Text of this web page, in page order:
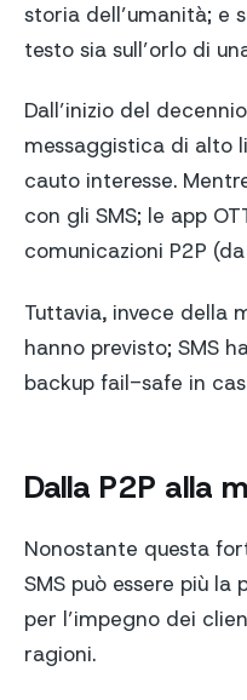
storia dell’umanità; e
testo sia sull’orlo di
Dall’inizio del
messaggistica di alto
cauto interesse.
con gli SMS; le app
comunicazioni P2P
Tuttavia, invece della
hanno previsto; SMS
backup fail-safe in
Dalla P2P alla
Nonostante questa
SMS può essere più
per l’impegno dei
ragioni.